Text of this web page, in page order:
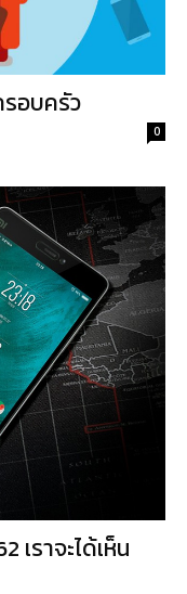
รอบครัว
0
เราจะได้เห็น